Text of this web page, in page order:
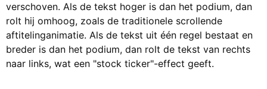
verschoven. Als de tekst hoger is dan het podium, dan
rolt hij omhoog, zoals de traditionele scrollende
aftitelinganimatie. Als de tekst uit één regel bestaat en
breder is dan het podium, dan rolt de tekst van rechts
naar links, wat een "stock ticker"-effect geeft.